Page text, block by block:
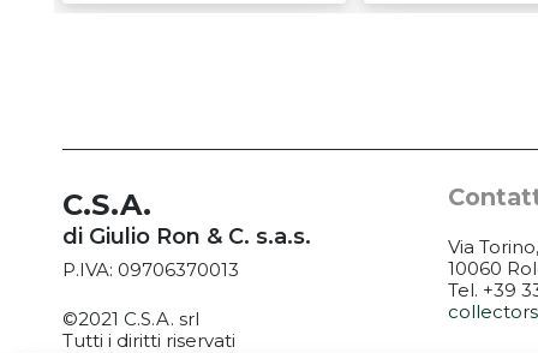
C.S.A.
di Giulio Ron & C. s.a.s.
P.IVA: 09706370013
©2021 C.S.A. srl
Tutti i diritti riservati
Via
10060
Tel. +39